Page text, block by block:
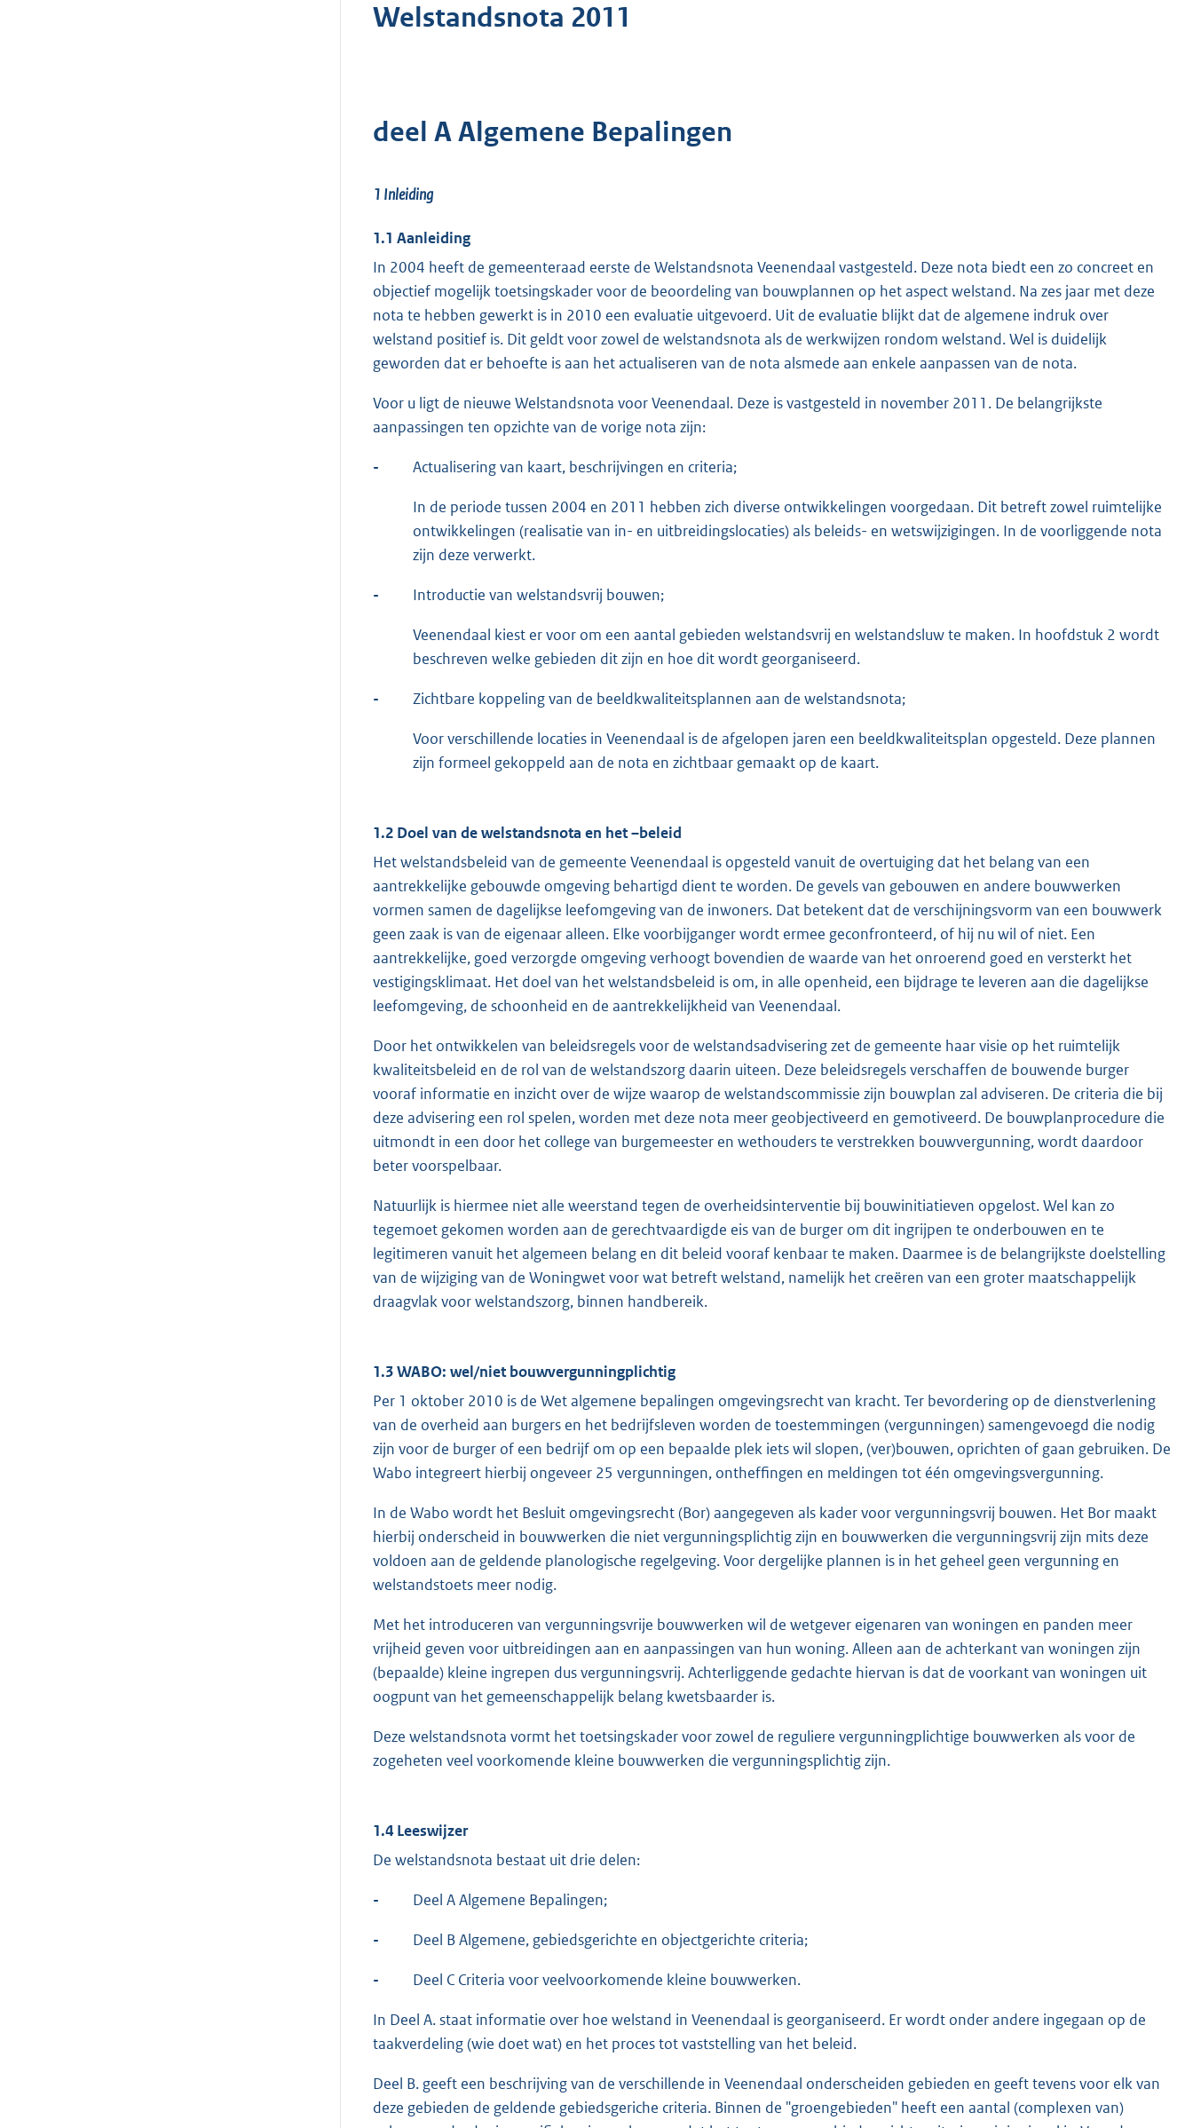
Welstandsnota 2011
deel A Algemene Bepalingen
1 Inleiding
1.1 Aanleiding
In 2004 heeft de gemeenteraad eerste de Welstandsnota Veenendaal vastgesteld. Deze nota biedt een zo concreet en
objectief mogelijk toetsingskader voor de beoordeling van bouwplannen op het aspect welstand. Na zes jaar met deze
nota te hebben gewerkt is in 2010 een evaluatie uitgevoerd. Uit de evaluatie blijkt dat de algemene indruk over
welstand positief is. Dit geldt voor zowel de welstandsnota als de werkwijzen rondom welstand. Wel is duidelijk
geworden dat er behoefte is aan het actualiseren van de nota alsmede aan enkele aanpassen van de nota.
Voor u ligt de nieuwe Welstandsnota voor Veenendaal. Deze is vastgesteld in november 2011. De belangrijkste
aanpassingen ten opzichte van de vorige nota zijn:
- Actualisering van kaart, beschrijvingen en criteria;
In de periode tussen 2004 en 2011 hebben zich diverse ontwikkelingen voorgedaan. Dit betreft zowel ruimtelijke
ontwikkelingen (realisatie van in- en uitbreidingslocaties) als beleids- en wetswijzigingen. In de voorliggende nota
zijn deze verwerkt.
- Introductie van welstandsvrij bouwen;
Veenendaal kiest er voor om een aantal gebieden welstandsvrij en welstandsluw te maken. In hoofdstuk 2 wordt
beschreven welke gebieden dit zijn en hoe dit wordt georganiseerd.
- Zichtbare koppeling van de beeldkwaliteitsplannen aan de welstandsnota;
Voor verschillende locaties in Veenendaal is de afgelopen jaren een beeldkwaliteitsplan opgesteld. Deze plannen
zijn formeel gekoppeld aan de nota en zichtbaar gemaakt op de kaart.
1.2 Doel van de welstandsnota en het –beleid
Het welstandsbeleid van de gemeente Veenendaal is opgesteld vanuit de overtuiging dat het belang van een
aantrekkelijke gebouwde omgeving behartigd dient te worden. De gevels van gebouwen en andere bouwwerken
vormen samen de dagelijkse leefomgeving van de inwoners. Dat betekent dat de verschijningsvorm van een bouwwerk
geen zaak is van de eigenaar alleen. Elke voorbijganger wordt ermee geconfronteerd, of hij nu wil of niet. Een
aantrekkelijke, goed verzorgde omgeving verhoogt bovendien de waarde van het onroerend goed en versterkt het
vestigingsklimaat. Het doel van het welstandsbeleid is om, in alle openheid, een bijdrage te leveren aan die dagelijkse
leefomgeving, de schoonheid en de aantrekkelijkheid van Veenendaal.
Door het ontwikkelen van beleidsregels voor de welstandsadvisering zet de gemeente haar visie op het ruimtelijk
kwaliteitsbeleid en de rol van de welstandszorg daarin uiteen. Deze beleidsregels verschaffen de bouwende burger
vooraf informatie en inzicht over de wijze waarop de welstandscommissie zijn bouwplan zal adviseren. De criteria die bij
deze advisering een rol spelen, worden met deze nota meer geobjectiveerd en gemotiveerd. De bouwplanprocedure die
uitmondt in een door het college van burgemeester en wethouders te verstrekken bouwvergunning, wordt daardoor
beter voorspelbaar.
Natuurlijk is hiermee niet alle weerstand tegen de overheidsinterventie bij bouwinitiatieven opgelost. Wel kan zo
tegemoet gekomen worden aan de gerechtvaardigde eis van de burger om dit ingrijpen te onderbouwen en te
legitimeren vanuit het algemeen belang en dit beleid vooraf kenbaar te maken. Daarmee is de belangrijkste doelstelling
van de wijziging van de Woningwet voor wat betreft welstand, namelijk het creëren van een groter maatschappelijk
draagvlak voor welstandszorg, binnen handbereik.
1.3 WABO: wel/niet bouwvergunningplichtig
Per 1 oktober 2010 is de Wet algemene bepalingen omgevingsrecht van kracht. Ter bevordering op de dienstverlening
van de overheid aan burgers en het bedrijfsleven worden de toestemmingen (vergunningen) samengevoegd die nodig
zijn voor de burger of een bedrijf om op een bepaalde plek iets wil slopen, (ver)bouwen, oprichten of gaan gebruiken. De
Wabo integreert hierbij ongeveer 25 vergunningen, ontheffingen en meldingen tot één omgevingsvergunning.
In de Wabo wordt het Besluit omgevingsrecht (Bor) aangegeven als kader voor vergunningsvrij bouwen. Het Bor maakt
hierbij onderscheid in bouwwerken die niet vergunningsplichtig zijn en bouwwerken die vergunningsvrij zijn mits deze
voldoen aan de geldende planologische regelgeving. Voor dergelijke plannen is in het geheel geen vergunning en
welstandstoets meer nodig.
Met het introduceren van vergunningsvrije bouwwerken wil de wetgever eigenaren van woningen en panden meer
vrijheid geven voor uitbreidingen aan en aanpassingen van hun woning. Alleen aan de achterkant van woningen zijn
(bepaalde) kleine ingrepen dus vergunningsvrij. Achterliggende gedachte hiervan is dat de voorkant van woningen uit
oogpunt van het gemeenschappelijk belang kwetsbaarder is.
Deze welstandsnota vormt het toetsingskader voor zowel de reguliere vergunningplichtige bouwwerken als voor de
zogeheten veel voorkomende kleine bouwwerken die vergunningsplichtig zijn.
1.4 Leeswijzer
De welstandsnota bestaat uit drie delen:
- Deel A Algemene Bepalingen;
- Deel B Algemene, gebiedsgerichte en objectgerichte criteria;
- Deel C Criteria voor veelvoorkomende kleine bouwwerken.
In Deel A. staat informatie over hoe welstand in Veenendaal is georganiseerd. Er wordt onder andere ingegaan op de
taakverdeling (wie doet wat) en het proces tot vaststelling van het beleid.
Deel B. geeft een beschrijving van de verschillende in Veenendaal onderscheiden gebieden en geeft tevens voor elk van
deze gebieden de geldende gebiedsgeriche criteria. Binnen de "groengebieden" heeft een aantal (complexen van)